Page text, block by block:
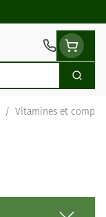
/ Vitamines et